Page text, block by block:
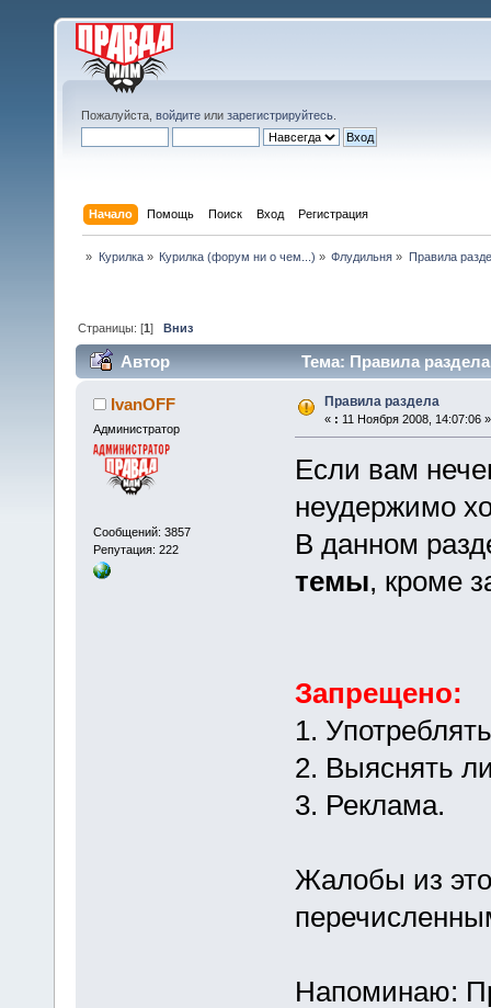
Пожалуйста, войдите или зарегистрируйтесь
Начало Помощь Поиск Вход Регистрация
» Курилка» Курилка (форум ни о чем...) » Флудильня » Правила
Страницы: [1]Вниз
Автор Тема: Правила
IvanOFF
Администратор
Сообщений: 3857
Репутация: 222
Правила раздела
« : 11 Ноября 2008, 14:07:06 »
Если вам
неудержимо
В данном
темы, кроме
Запрещено:
1.
2. Выяснять
3. Реклама.
Жалобы из
Напоминаю: